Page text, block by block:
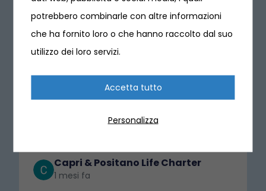
4.8 ⭐⭐⭐⭐⭐(636)
Scrivi una recensione
Capri & Positano Life Charter
1 mesi fa
potrebbero combinarle con altre informazioni
che ha fornito loro o che hanno raccolto dal suo
utilizzo dei loro servizi.
Personalizza
Accetta tutto